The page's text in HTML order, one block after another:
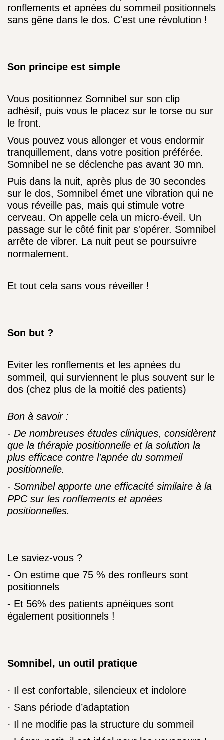
ronflements et apnées du sommeil positionnels
sans gêne dans le dos. C'est une révolution !
Son principe est simple
Vous positionnez Somnibel sur son clip
adhésif, puis vous le placez sur le torse ou sur
le front.
Vous pouvez vous allonger et vous endormir
tranquillement, dans votre position préférée.
Somnibel ne se déclenche pas avant 30 mn.
Puis dans la nuit, après plus de 30 secondes
sur le dos, Somnibel émet une vibration qui ne
vous réveille pas, mais qui stimule votre
cerveau. On appelle cela un micro-éveil. Un
passage sur le côté finit par s'opérer. Somnibel
arrête de vibrer. La nuit peut se poursuivre
normalement.
Et tout cela sans vous réveiller !
Son but ?
Eviter les ronflements et les apnées du
sommeil, qui surviennent le plus souvent sur le
dos (chez plus de la moitié des patients)
Bon à savoir :
- De nombreuses études cliniques, considèrent
que la thérapie positionnelle et la solution la
plus efficace contre l'apnée du sommeil
positionnelle.
- Somnibel apporte une efficacité similaire à la
PPC sur les ronflements et apnées
positionnelles.
Le saviez-vous ?
- On estime que 75 % des ronfleurs sont
positionnels
- Et 56% des patients apnéiques sont
également positionnels !
Somnibel, un outil pratique
· Il est confortable, silencieux et indolore
· Sans période d’adaptation
· Il ne modifie pas la structure du sommeil